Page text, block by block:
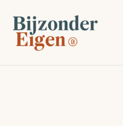
naar
inhoud